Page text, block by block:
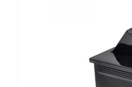
Interruptor de
refrigerador 6A 8A